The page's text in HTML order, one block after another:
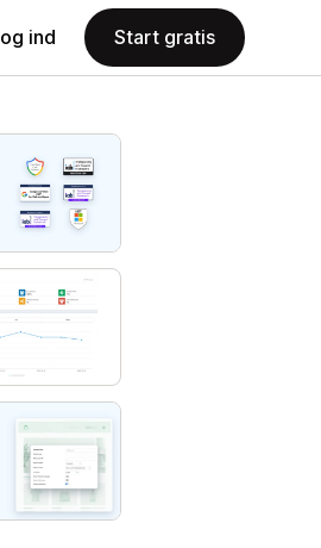
ind Start gratis